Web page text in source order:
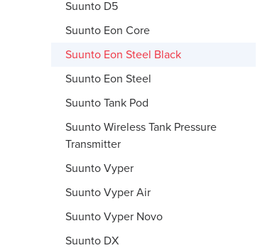
Suunto D5
Suunto Eon Core
Suunto Eon Steel Black
Suunto Eon Steel
Suunto Tank Pod
Suunto Wireless Tank Pressure
Transmitter
Suunto Vyper
Suunto Vyper Air
Suunto Vyper Novo
Suunto DX